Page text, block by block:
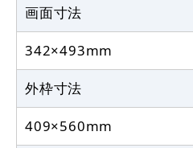
画面寸法
342×493mm
外枠寸法
409×560mm